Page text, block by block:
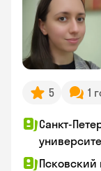
5 1
Санкт-
Псковский